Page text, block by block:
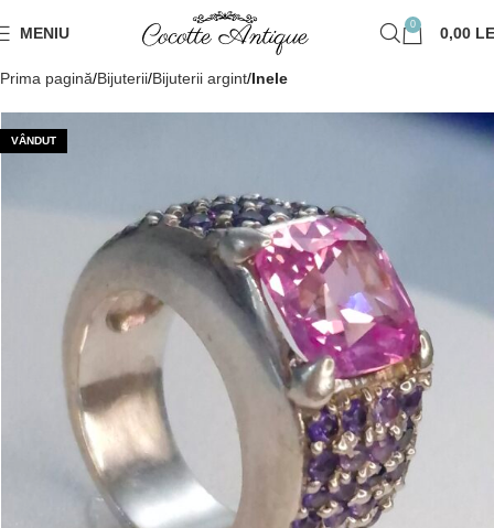
MENIU 0 0,00
Prima pagină Bijuterii Bijuterii argint Inele
VÂNDUT